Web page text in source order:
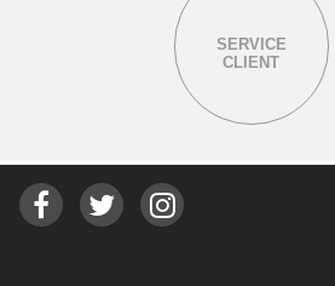
SERVICE
CLIENT